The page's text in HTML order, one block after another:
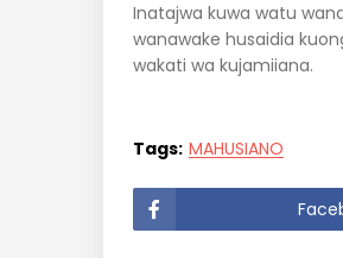
Inatajwa kuwa watu
wanawake husaidia
wakati wa kujamiiana.
Tags: MAHUSIANO